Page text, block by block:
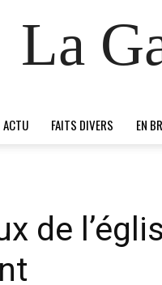
La
ACTU FAITS DIVERS EN
de